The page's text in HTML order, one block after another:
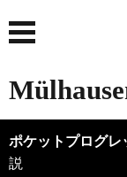
ポケットプログレ
説